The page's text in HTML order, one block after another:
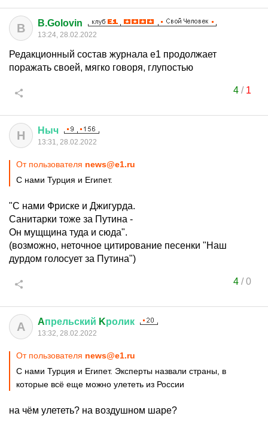
B B.Golovin
13:24, 28.02.2022
Редакционный состав журнала е1 продолжает
поражать своей, мягко говоря, глупостью
4/ 1
Н Ныч
13:31, 28.02.2022
От пользователя news@e1.ru
С нами Турция и Египет.
"С нами Фриске и Джигурда.
Санитарки тоже за Путина -
Он мущщина туда и сюда".
(возможно, неточное цитирование песенки "Наш
дурдом голосует за Путина")
4/0
A Aпрельский Kролик
13:32, 28.02.2022
От пользователя news@e1.ru
С нами Турция и Египет. Эксперты назвали страны, в
которые всё еще можно улететь из России
на чём улететь? на воздушном шаре?